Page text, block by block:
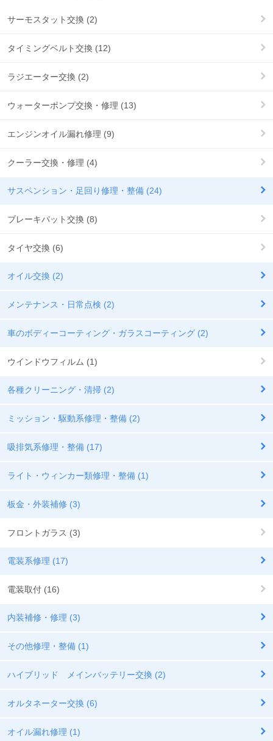
サーモスタット交換 (2)
タイミングベルト交換 (12)
ラジエーター交換 (2)
ウォーターポンプ交換・修理 (13)
エンジンオイル漏れ修理 (9)
クーラー交換・修理 (4)
サスペンション・足回り修理・整備 (24)
ブレーキパット交換 (8)
タイヤ交換 (6)
オイル交換 (2)
メンテナンス・日常点検 (2)
車のボディーコーティング・ガラスコーティング (2)
ウインドウフィルム (1)
各種クリーニング・清掃 (2)
ミッション・駆動系修理・整備 (2)
吸排気系修理・整備 (17)
ライト・ウィンカー類修理・整備 (1)
板金・外装補修 (3)
フロントガラス (3)
電装系修理 (17)
電装取付 (16)
内装補修・修理 (3)
その他修理・整備 (1)
ハイブリッド メインバッテリー交換 (2)
オルタネーター交換 (6)
オイル漏れ修理 (1)